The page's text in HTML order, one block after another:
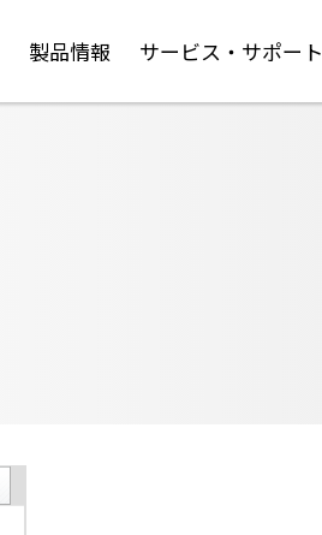
製品情報 サービス・サポート